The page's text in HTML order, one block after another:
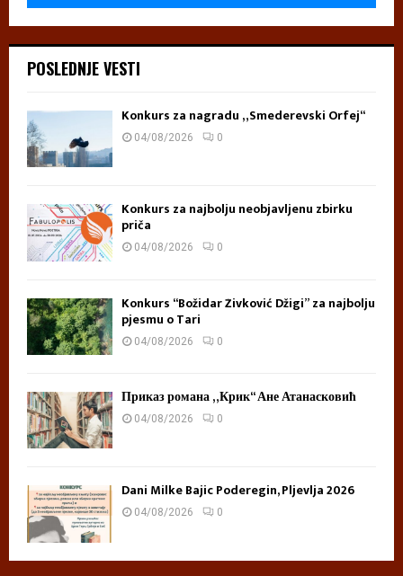
POSLEDNJE VESTI
Konkurs za nagradu „Smederevski Orfej“
04/08/2026 0
Konkurs za najbolju neobjavljenu zbirku
priča
04/08/2026 0
Konkurs “Božidar Živković Džigi” za najbolju
pjesmu o Tari
04/08/2026 0
Приказ романа „Крик“ Ане Атанасковић
04/08/2026 0
Dani Milke Bajic Poderegin, Pljevlja 2026
04/08/2026 0